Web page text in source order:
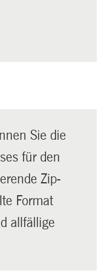
Sie die
für den
Zip-
Format
allfällige